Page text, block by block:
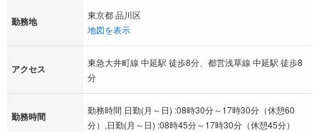
勤務地
東京都 品川区
地図を表示
アクセス
東急大井町線 中延駅 徒歩8分、都営浅草線 中延駅 徒歩8
分
勤務時間
勤務時間 日勤(月～日) :08時30分～17時30分（休憩60
分）,日勤(月～日) :08時45分～17時30分（休憩45分）